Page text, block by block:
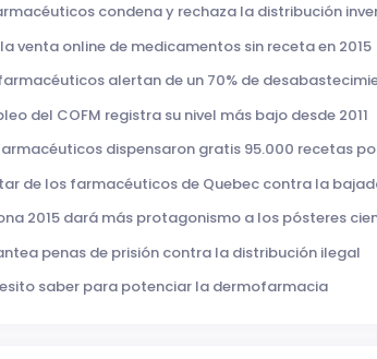
condena y rechaza la distribución
venta online de medicamentos sin receta en 2015
farmacéuticos alertan de un 70% de
del COFM registra su nivel más bajo desde 2011
dispensaron gratis 95.000 recetas
de los farmacéuticos de Quebec contra la
2015 dará más protagonismo a los pósteres
penas de prisión contra la distribución ilegal
saber para potenciar la dermofarmacia